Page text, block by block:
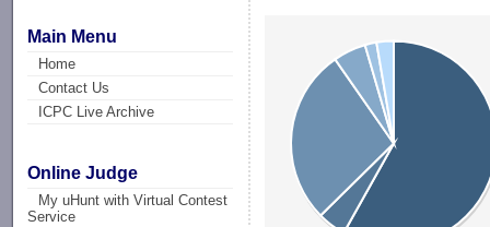
Main Menu
Home
Contact Us
ICPC Live Archive
Online Judge
My uHunt with Virtual Contest
Service